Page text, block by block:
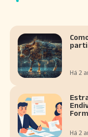
Há 2
Há 2